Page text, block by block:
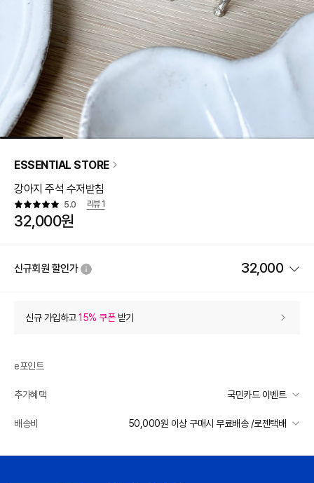
ESSENTIAL STORE
강아지 주석 수저받침
5.0 리뷰1
32,000원
신규회원 할인가 32,000
상품 할인 (자동적용)
바바캐시 1% 할인
- 0
신규 가입하고15% 쿠폰받기
e포인트
추가혜택 국민카드 이벤트
국민카드 이벤트
배송비 50,000원 이상 구매시 무료배송 /로젠택배